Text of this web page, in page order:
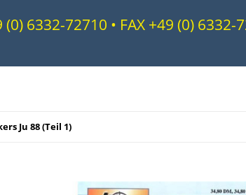
(0) 6332-72710 • FAX +49 (0)
Ju 88 (Teil 1)